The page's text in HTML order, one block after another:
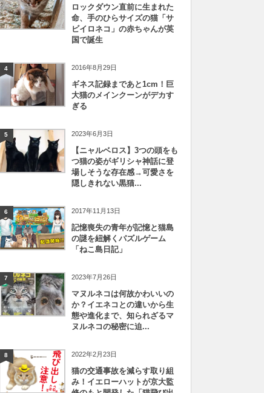
ロックダウン直前に生まれた
命、手のひらサイズの猫「サ
ビイロネコ」の赤ちゃんが英
国で誕生
4 2016年8月29日
ギネス記録まであと1cm！巨
大猫のメインクーンがデカす
ぎる
5 2023年6月3日
【ニャルベロス】3つの頭をも
つ猫の姿がギリシャ神話に登
場しそうな存在感→可愛さを
隠しきれない黒猫...
6 2017年11月13日
記憶喪失の青年が記憶と猫島
の謎を紐解くパズルゲーム
「ねこ島日記」
7 2023年7月26日
マヌルネコは何故かわいいの
か？イエネコとの違いから生
態や進化まで、知られざるマ
ヌルネコの秘密に迫...
8 2022年2月23日
猫の交通事故を減らす取り組
み！イエローハットが京大監